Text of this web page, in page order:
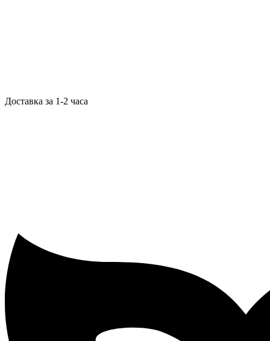
Доставка за 1-2 часа